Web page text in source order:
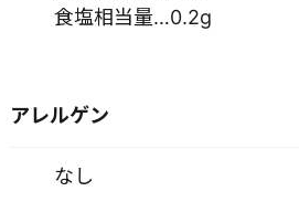
食塩相当量…0.2g
アレルゲン
なし